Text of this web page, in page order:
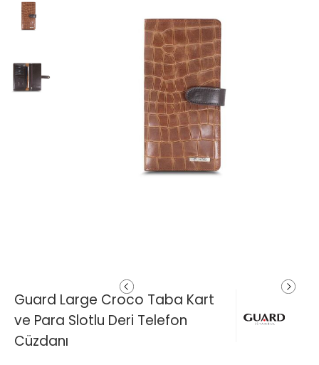
Guard Large Croco Taba Kart
ve Para Slotlu Deri Telefon
Cüzdanı